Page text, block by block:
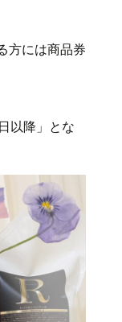
方には商品券
以降」とな